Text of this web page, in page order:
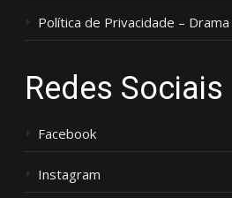
Política de Privacidade –
Redes Sociais
Facebook
Instagram